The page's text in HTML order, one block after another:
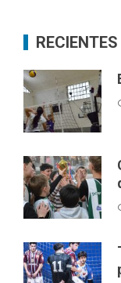
RECIENTES